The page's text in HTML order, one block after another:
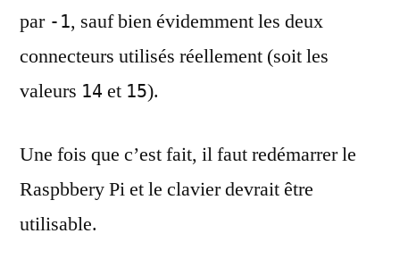
par -1, sauf bien évidemment les deux
connecteurs utilisés réellement (soit les
valeurs 14 et 15).
Une fois que c’est fait, il faut redémarrer le
Raspbbery Pi et le clavier devrait être
utilisable.